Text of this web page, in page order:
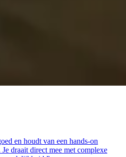
en houdt van een hands-on
draait direct mee met complexe